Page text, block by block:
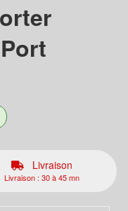
Livraison
Livraison : 30 à 45 mn